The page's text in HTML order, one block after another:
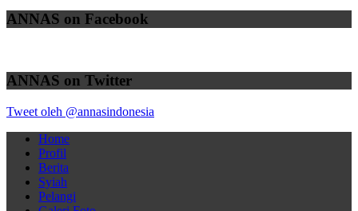
ANNAS on Facebook
ANNAS on Twitter
Tweet oleh @annasindonesia
Home
Profil
Berita
Syiah
Pelangi